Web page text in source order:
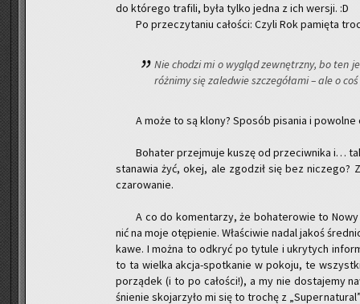
do któ­re­go tra­fi­li, była tylko jedna z ich wer­sji. :D
Po prze­czy­ta­niu ca­ło­ści: Czyli Rok pa­mię­ta
Nie cho­dzi mi o wy­gląd ze­wnętrz­ny, bo ten
róż­ni­my się za­le­d­wie szcze­gó­ła­mi – ale o
A może to są klony? Spo­sób pi­sa­nia i
Bo­ha­ter przej­mu­je kuszę od prze­ciw­ni­ka i…
sta­na­wia żyć, okej, ale zgo­dził się bez
cza­ro­wa­nie.
A co do ko­men­ta­rzy, że bo­ha­te­ro­wie to
nić na moje otę­pie­nie. Wła­ści­wie nadal jakoś
ka­we. I można to od­kryć po ty­tu­le i ukry­tych
to ta wiel­ka ak­cja-spo­tka­nie w po­ko­ju, te
po­rzą­dek (i to po ca­ło­ści!), a my nie do­sta­je­my
śnie­nie sko­ja­rzy­ło mi się to tro­chę z